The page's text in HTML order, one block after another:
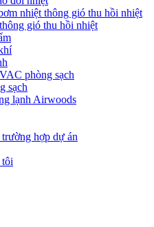
nhiệt thông gió thu hồi nhiệt
gió thu hồi nhiệt
phòng sạch
sạch
lạnh Airwoods
hợp dự án